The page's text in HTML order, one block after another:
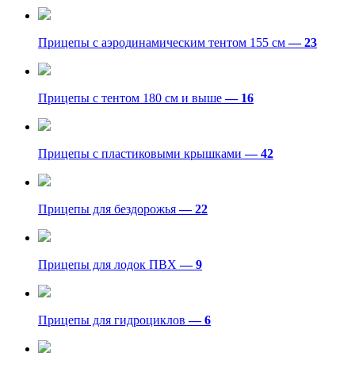
Прицепы с аэродинамическим тентом 155 см— 23
Прицепы с тентом 180 см и выше— 16
Прицепы с пластиковыми крышками— 42
Прицепы для бездорожья— 22
Прицепы для лодок ПВХ— 9
Прицепы для гидроциклов— 6